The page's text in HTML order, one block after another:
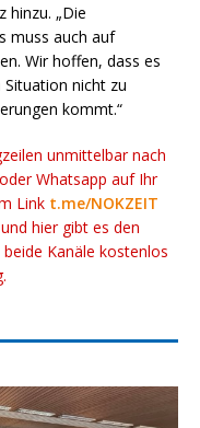
hinzu. „Die
muss auch auf
Wir hoffen, dass es
nicht zu
kommt.“
unmittelbar nach
Whatsapp auf Ihr
Link t.me/NOKZEIT
hier gibt es den
Kanäle kostenlos